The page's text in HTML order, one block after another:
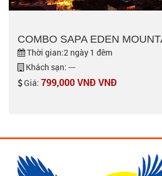
COMBO SAPA EDEN
Thời gian:2 ngày 1 đêm
Khách sạn: ---
Giá: 799,000 VNĐ VNĐ